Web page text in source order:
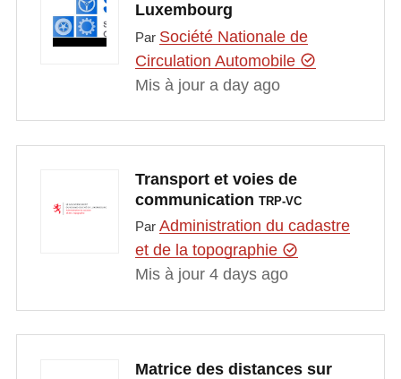
Luxembourg
Par Société Nationale de
Circulation Automobile
Mis à jour a day ago
Transport et voies de
communication TRP-VC
Par Administration du cadastre
et de la topographie
Mis à jour 4 days ago
Matrice des distances sur